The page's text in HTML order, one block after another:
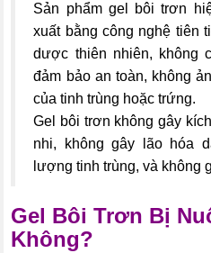
Sản phẩm gel bôi trơn
xuất bằng công nghệ tiên
dược thiên nhiên, không
đảm bảo an toàn, không
của tinh trùng hoặc trứng.
Gel bôi trơn không gây
nhi, không gây lão hóa
lượng tinh trùng, và không
Gel Bôi Trơn Bị
Không?